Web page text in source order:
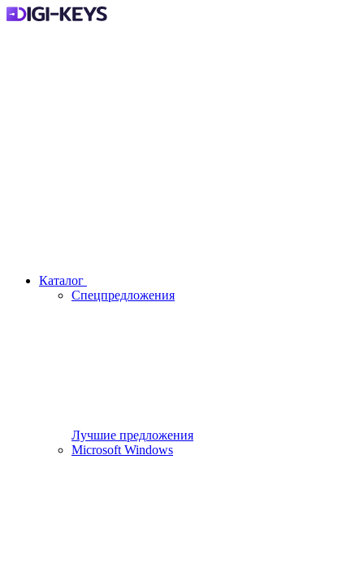
Каталог
Спецпредложения
Лучшие предложения
Microsoft Windows